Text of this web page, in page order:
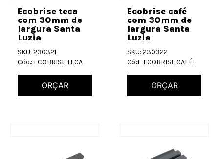
Ecobrise teca
com 30mm de
largura Santa
Luzia
SKU: 230321
Cód.: ECOBRISE TECA
ORÇAR
Ecobrise café
com 30mm de
largura Santa
Luzia
SKU: 230322
Cód.: ECOBRISE CAFÉ
ORÇAR